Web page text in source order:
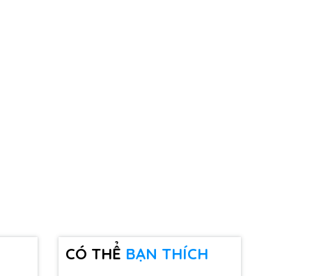
CÓ THỂ BẠN THÍCH